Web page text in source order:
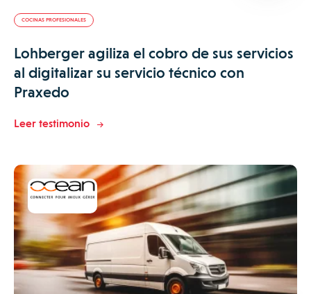
COCINAS PROFESIONALES
Lohberger agiliza el cobro de sus servicios
al digitalizar su servicio técnico con
Praxedo
Leer testimonio